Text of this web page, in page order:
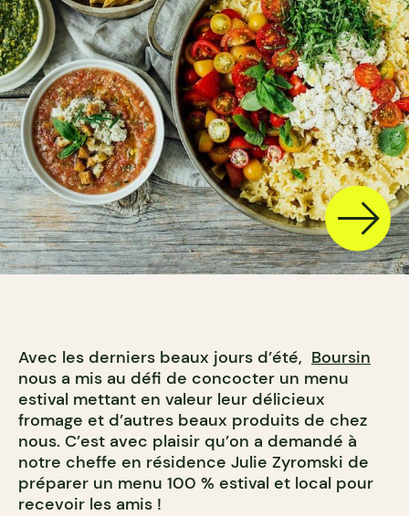
Avec les derniers beaux jours d’été, Boursin
nous a mis au défi de concocter un menu
estival mettant en valeur leur délicieux
fromage et d’autres beaux produits de chez
nous. C’est avec plaisir qu’on a demandé à
notre cheffe en résidence Julie Zyromski de
préparer un menu 100 % estival et local pour
recevoir les amis !